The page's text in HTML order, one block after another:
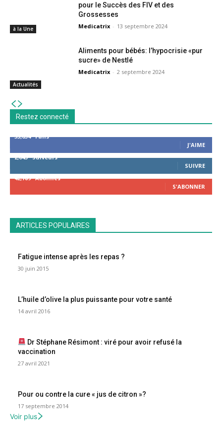
à la Une
pour le Succès des FIV et des
Grossesses
Medicatrix - 13 septembre 2024
Actualités
Aliments pour bébés: l’hypocrisie «pur
sucre» de Nestlé
Medicatrix - 2 septembre 2024
Restez connecté
53,654
Fans
J'AIME
2,043 Suiveurs
SUIVRE
42,789 Abonnés
S'ABONNER
ARTICLES POPULAIRES
Fatigue intense après les repas ?
30 juin 2015
L’huile d’olive la plus puissante pour votre santé
14 avril 2016
Dr Stéphane Résimont : viré pour avoir refusé la
vaccination
27 avril 2021
Pour ou contre la cure « jus de citron »?
17 septembre 2014
Voir plus